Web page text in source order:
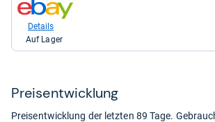
Shop:
eBay
Details
Auf Lager
Preis­ent­wick­lung
Preisentwicklung der letzten 89 Tage.